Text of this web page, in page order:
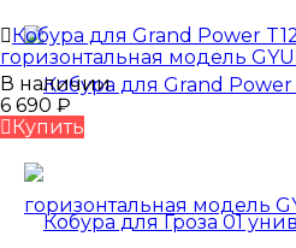
Кобура для Grand Power
горизонтальная модель
В наличии
6 690 ₽
Купить